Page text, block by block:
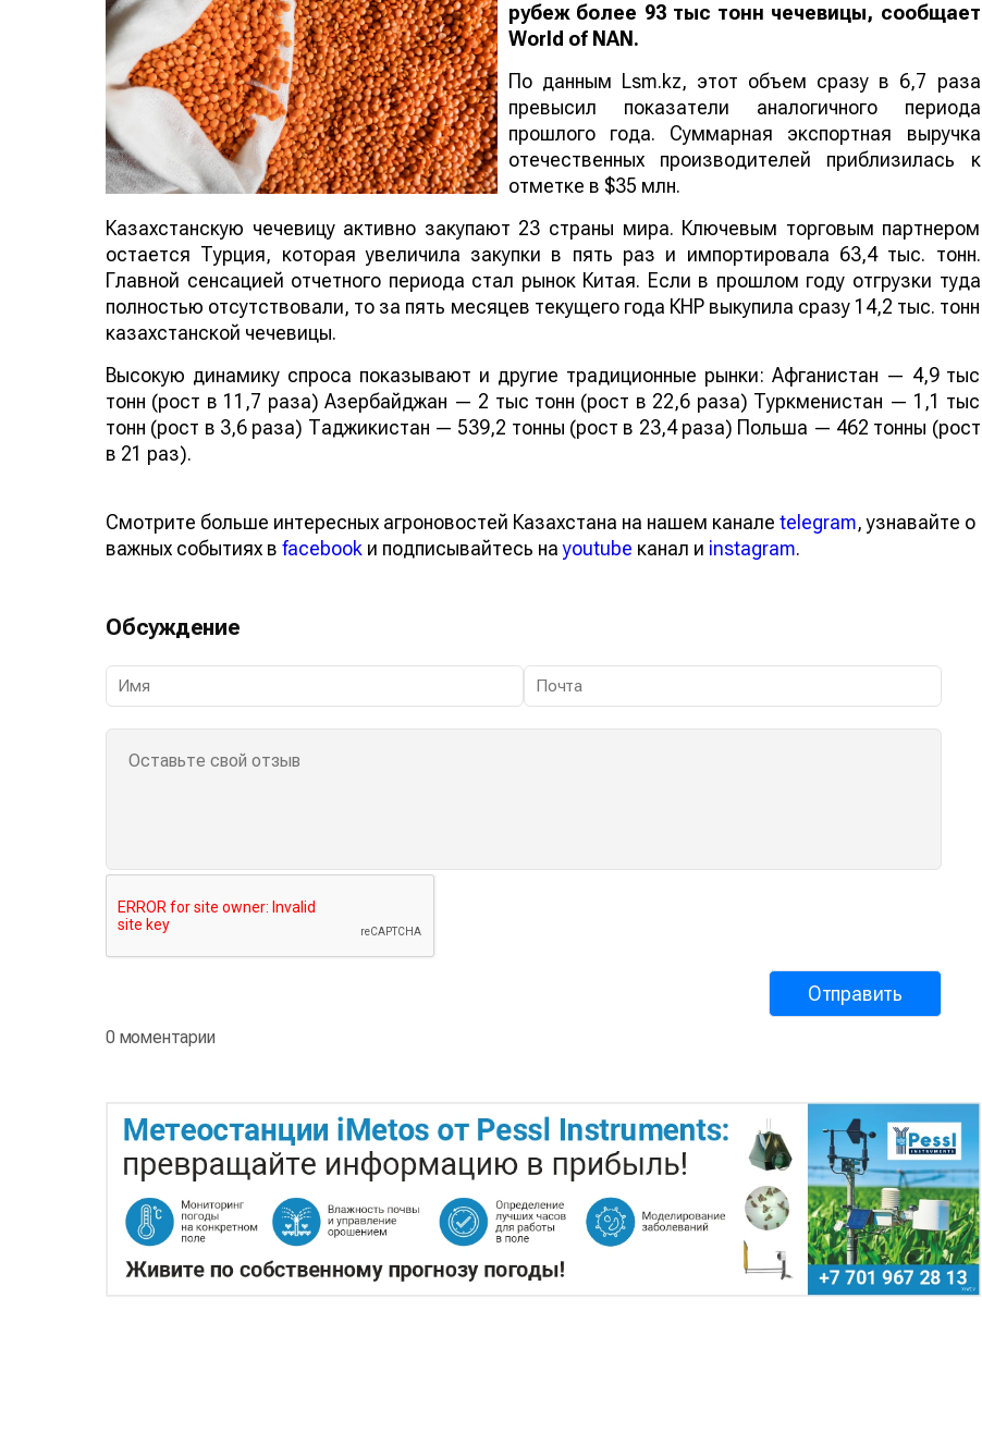
рубеж более 93 тыс тонн чечевицы, сообщает
World of NAN .
По данным Lsm.kz, этот объем сразу в 6,7 раза
превысил показатели аналогичного периода
прошлого года. Суммарная экспортная выручка
отечественных производителей приблизилась к
отметке в $35 млн.
Казахстанскую чечевицу активно закупают 23 страны мира. Ключевым торговым партнером
остается Турция, которая увеличила закупки в пять раз и импортировала 63,4 тыс. тонн.
Главной сенсацией отчетного периода стал рынок Китая. Если в прошлом году отгрузки туда
полностью отсутствовали, то за пять месяцев текущего года КНР выкупила сразу 14,2 тыс. тонн
казахстанской чечевицы.
Высокую динамику спроса показывают и другие традиционные рынки: Афганистан — 4,9 тыс
тонн (рост в 11,7 раза) Азербайджан — 2 тыс тонн (рост в 22,6 раза) Туркменистан — 1,1 тыс
тонн (рост в 3,6 раза) Таджикистан — 539,2 тонны (рост в 23,4 раза) Польша — 462 тонны (рост
в 21 раз).
Смотрите больше интересных агроновостей Казахстана на нашем канале telegram, узнавайте о
важных событиях в facebook и подписывайтесь наyoutube канал и instagram.
Обсуждение
0 моментарии